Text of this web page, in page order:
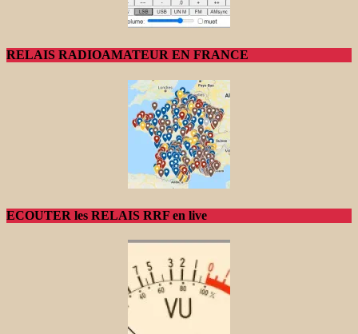
RELAIS RADIOAMATEUR EN FRANCE
ECOUTER les RELAIS RRF en live